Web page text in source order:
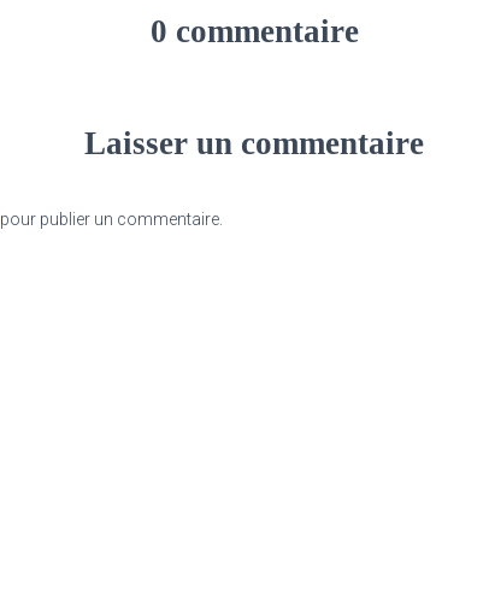
0 commentaire
Laisser un commentaire
pour publier un commentaire.